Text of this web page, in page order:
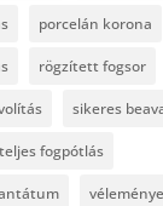
porcelán korona
rögzített fogsor
sikeres
teljes fogpótlás